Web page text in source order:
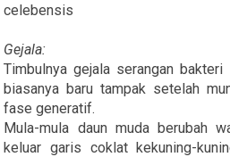
celebensis
Gejala:
Timbulnya gejala serangan bakteri
biasanya baru tampak setelah
fase generatif.
Mula-mula daun muda berubah
keluar garis coklat kekuning-